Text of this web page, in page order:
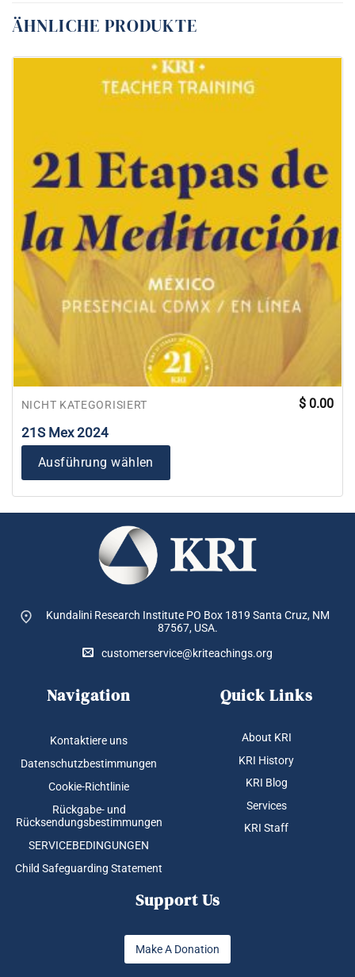
ÄHNLICHE PRODUKTE
NICHT KATEGORISIERT
21S Mex 2024
$ 0.00
Ausführung wählen
Kundalini Research Institute PO Box 1819 Santa Cruz, NM
87567, USA.
customerservice@kriteachings.org
Navigation
Kontaktiere uns
Datenschutzbestimmungen
Cookie-Richtlinie
Rückgabe- und
Rücksendungsbestimmungen
SERVICEBEDINGUNGEN
Child Safeguarding Statement
Quick Links
About KRI
KRI History
KRI Blog
Services
KRI Staff
Support Us
Make A Donation